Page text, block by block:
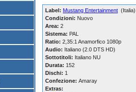
Label: Mustang Entertainment (Italia)
Condizioni: Nuovo
Area: 2
Sistema: PAL
Ratio: 2,35:1 Anamorfico 1080p
Audio: Italiano (2.0 DTS HD)
Sottotitoli: Italiano NU
Durata: 152
Dischi: 1
Confezione: Amaray
Extras: